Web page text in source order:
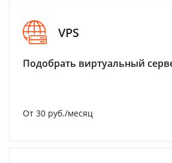
VPS
Подобрать виртуальный
От 30 руб./месяц